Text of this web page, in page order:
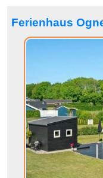
Ferienhaus